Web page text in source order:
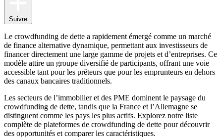
Suivre
Le crowdfunding de dette a rapidement émergé comme un marché
de finance alternative dynamique, permettant aux investisseurs de
financer directement une large gamme de projets et d’entreprises. Ce
modèle attire un groupe diversifié de participants, offrant une voie
accessible tant pour les prêteurs que pour les emprunteurs en dehors
des canaux bancaires traditionnels.
Les secteurs de l’immobilier et des PME dominent le paysage du
crowdfunding de dette, tandis que la France et l’Allemagne se
distinguent comme les pays les plus actifs. Explorez notre liste
complète de plateformes de crowdfunding de dette pour découvrir
des opportunités et comparer les caractéristiques.